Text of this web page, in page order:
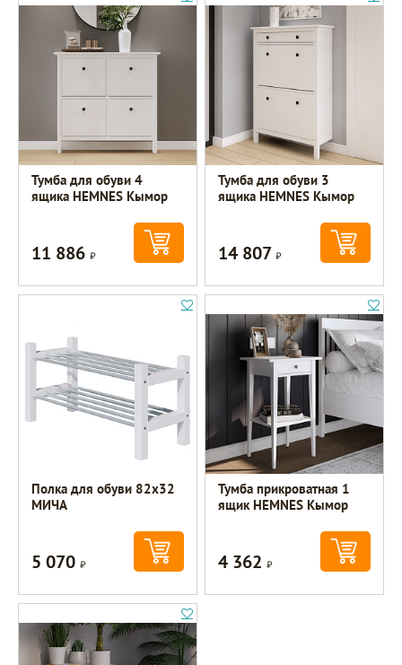
Тумба для обуви 4
ящика HEMNES Кымор
11 886Р
Тумба для обуви 3
ящика HEMNES Кымор
14 807Р
Полка для обуви 82х32
МИЧА
5 070Р
Тумба прикроватная 1
ящик HEMNES Кымор
4 362Р